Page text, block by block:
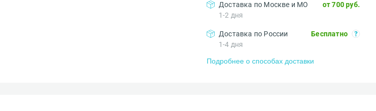
Доставка по Москве и МО
1-2 дня
от 700 руб.
Доставка по России
1-4 дня
Бесплатно
Подробнее о способах доставки